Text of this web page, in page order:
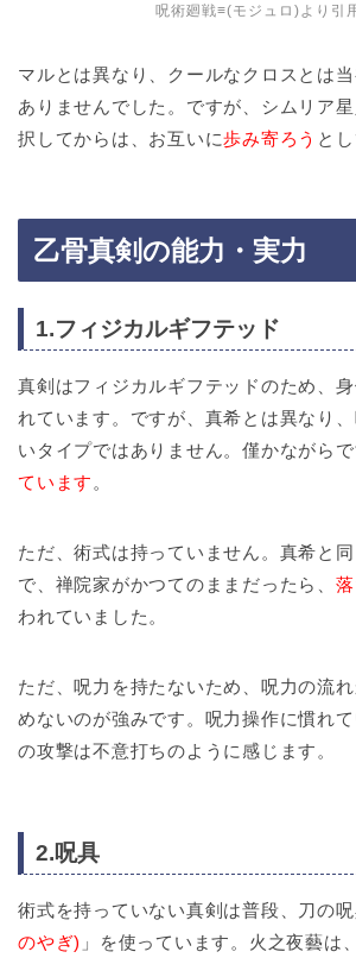
呪術廻戦≡(モジュロ)より引用
マルとは異なり、クールなクロスとは
ありませんでした。ですが、シムリア
択してからは、お互いに歩み寄ろう と
乙骨真剣の能力・実力
1.フィジカルギフテッド
真剣はフィジカルギフテッドのため、
れています。ですが、真希とは異なり
いタイプではありません。僅かながらで
ています 。
ただ、術式は持っていません。真希と
で、禅院家がかつてのままだったら、
われていました。
ただ、呪力を持たないため、呪力の流
めないのが強みです。呪力操作に慣れ
の攻撃は不意打ちのように感じます。
2.呪具
術式を持っていない真剣は普段、刀の
のやぎ) 」を使っています。火之夜藝は